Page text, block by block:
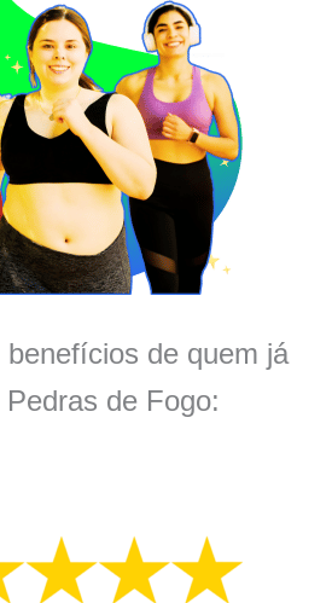
benefícios de quem já
de Fogo: